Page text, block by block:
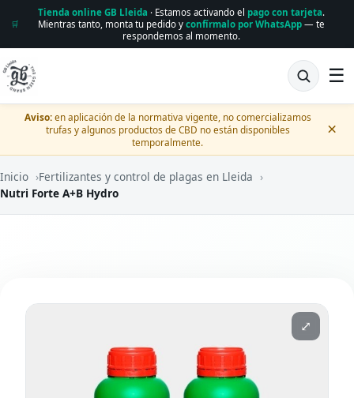
🛒
Tienda online GB Lleida · Estamos activando el pago con tarjeta.
Mientras tanto, monta tu pedido y confírmalo por WhatsApp— te
respondemos al momento.
☰
Aviso:en aplicación de la normativa vigente, no comercializamos
trufas y algunos productos de CBD no están disponibles
temporalmente.
×
Inicio ›Fertilizantes y control de plagas en Lleida ›
Nutri Forte A+B Hydro
⤢